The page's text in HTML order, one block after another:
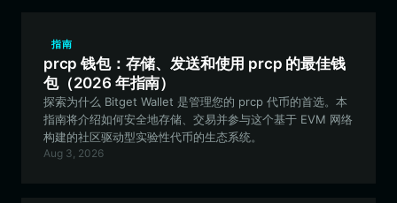
指南
prcp 钱包：存储、发送和使用 prcp 的最佳钱
包（2026 年指南）
探索为什么 Bitget Wallet 是管理您的 prcp 代币的首选。本
指南将介绍如何安全地存储、交易并参与这个基于 EVM 网络
构建的社区驱动型实验性代币的生态系统。
Aug 3, 2026